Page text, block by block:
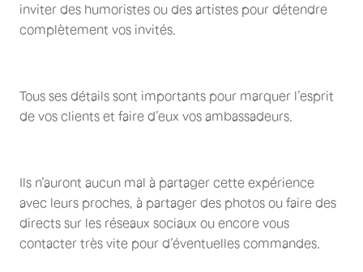
inviter des humoristes ou des artistes pour détendre
complètement vos invités.
Tous ses détails sont importants pour marquer l’esprit
de vos clients et faire d’eux vos ambassadeurs.
Ils n’auront aucun mal à partager cette expérience
avec leurs proches, à partager des photos ou faire des
directs sur les réseaux sociaux ou encore vous
contacter très vite pour d’éventuelles commandes.